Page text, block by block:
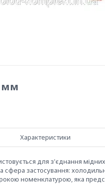
мм
Характеристики
для з'єднання мідних
застосування:
номенклатурою, яка